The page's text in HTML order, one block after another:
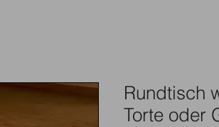
Rundtisch
Torte oder